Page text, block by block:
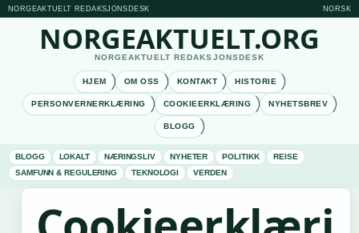
NORGEAKTUELT REDAKSJONSDESK NORSK
NORGEAKTUELT.ORG
NORGEAKTUELT REDAKSJONSDESK
HJEM OM OSS KONTAKT HISTORIE
PERSONVERNERKLÆRING COOKIEERKLÆRING NYHETSBREV
BLOGG
BLOGG LOKALT NÆRINGSLIV NYHETER POLITIKK
REISE
SAMFUNN & REGULERING
TEKNOLOGI VERDEN